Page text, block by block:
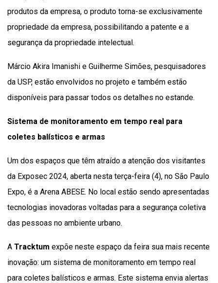
produtos da empresa, o produto torna-se exclusivamente
propriedade da empresa, possibilitando a patente e a
segurança da propriedade intelectual.
Márcio Akira Imanishi e Guilherme Simões, pesquisadores
da USP, estão envolvidos no projeto e também estão
disponíveis para passar todos os detalhes no estande.
Sistema de monitoramento em tempo real para
coletes balísticos e armas
Um dos espaços que têm atraído a atenção dos visitantes
da Exposec 2024, aberta nesta terça-feira (4), no São Paulo
Expo, é a Arena ABESE. No local estão sendo apresentadas
tecnologias inovadoras voltadas para a segurança coletiva
das pessoas no ambiente urbano.
A Tracktum expõe neste espaço da feira sua mais recente
inovação: um sistema de monitoramento em tempo real
para coletes balísticos e armas. Este sistema envia alertas